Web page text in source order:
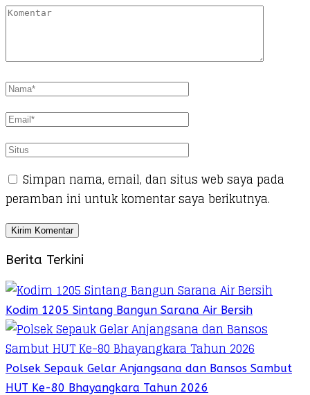
Simpan nama, email, dan situs web saya pada
peramban ini untuk komentar saya berikutnya.
Berita Terkini
Kodim 1205 Sintang Bangun Sarana Air Bersih
Polsek Sepauk Gelar Anjangsana dan Bansos Sambut
HUT Ke-80 Bhayangkara Tahun 2026